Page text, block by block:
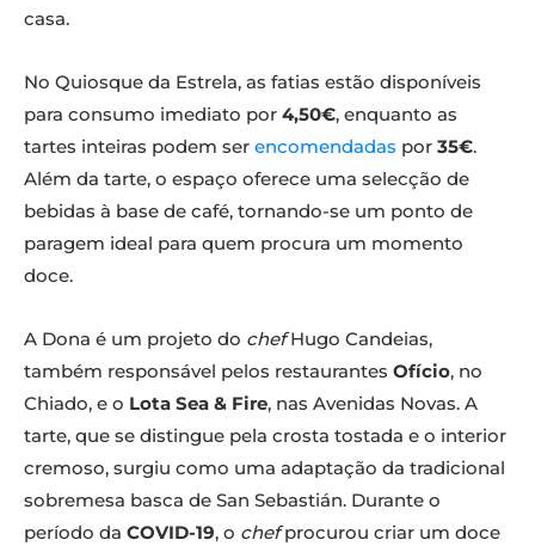
casa.
No Quiosque da Estrela, as fatias estão disponíveis
para consumo imediato por 4,50€, enquanto as
tartes inteiras podem ser encomendadas por 35€.
Além da tarte, o espaço oferece uma selecção de
bebidas à base de café, tornando-se um ponto de
paragem ideal para quem procura um momento
doce.
A Dona é um projeto do chefHugo Candeias,
também responsável pelos restaurantes Ofício, no
Chiado, e o Lota Sea & Fire, nas Avenidas Novas. A
tarte, que se distingue pela crosta tostada e o interior
cremoso, surgiu como uma adaptação da tradicional
sobremesa basca de San Sebastián. Durante o
período da COVID-19, o chefprocurou criar um doce